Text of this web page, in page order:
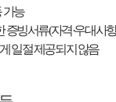
가능
증빙서류(자격·우대사
일절 제공되지 않음